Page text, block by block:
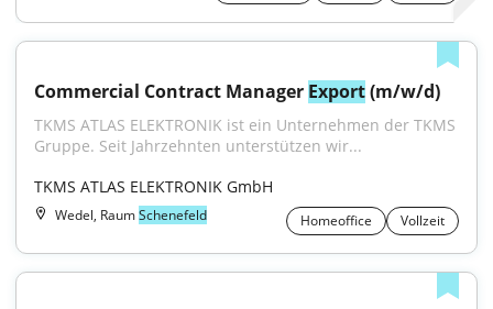
Commercial Contract Manager Export (m/w/d)
TKMS ATLAS ELEKTRONIK ist ein Unternehmen der TKMS
Gruppe. Seit Jahrzehnten unterstützen wir...
TKMS ATLAS ELEKTRONIK GmbH
Wedel, RaumSchenefeld Homeoffice Vollzeit